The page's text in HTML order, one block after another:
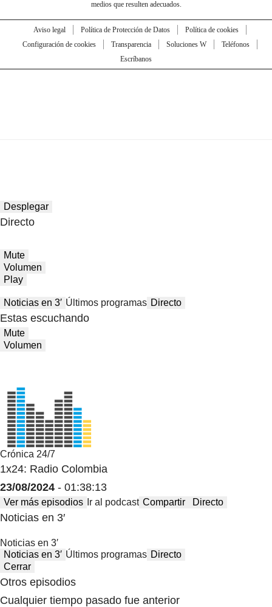
medios que resulten adecuados.
Aviso legal Política de Protección de Datos
Política de cookies
Configuración de cookies
Transparencia Soluciones W
Teléfonos
Escríbanos
Desplegar
Directo
Mute
Volumen
Play
Noticias en 3′ Últimos programas Directo
Estas escuchando
Mute
Volumen
Crónica 24/7
1x24: Radio Colombia
23/08/2024 - 01:38:13
Ver más episodios Ir al podcast Compartir Directo
Noticias en 3′
Noticias en 3′
Noticias en 3′ Últimos programas Directo
Cerrar
Otros episodios
Cualquier tiempo pasado fue anterior